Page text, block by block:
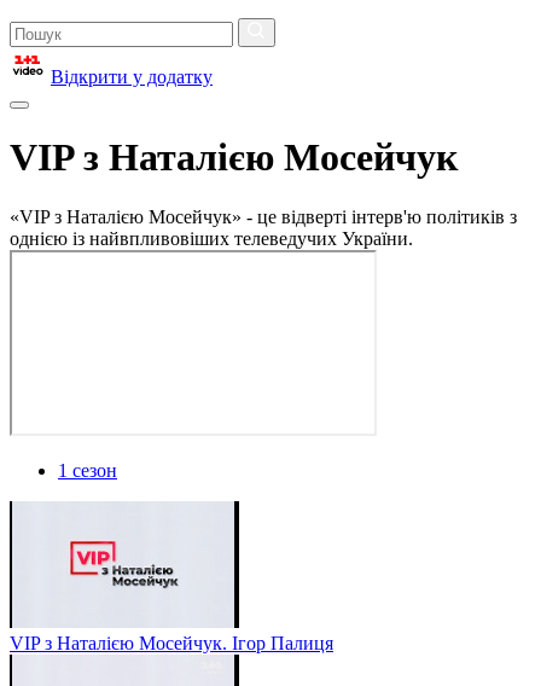
Відкрити у додатку
VIP з Наталією Мосейчук
«VIP з Наталією Мосейчук» - це відверті інтерв'ю політиків з
однією із найвпливовіших телеведучих України.
1 сезон
VIP з Наталією Мосейчук. Ігор Палиця